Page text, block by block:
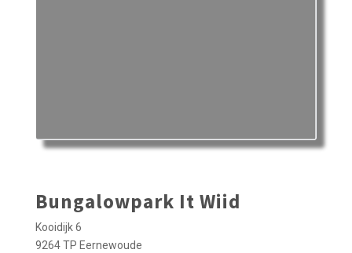
Bungalowpark It Wiid
Kooidijk 6
9264 TP Eernewoude